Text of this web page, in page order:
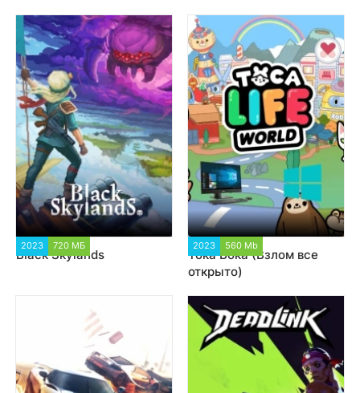
2023 720 МБ
Black Skylands
2023 560 Mb
Тока Бока (Взлом все
открыто)